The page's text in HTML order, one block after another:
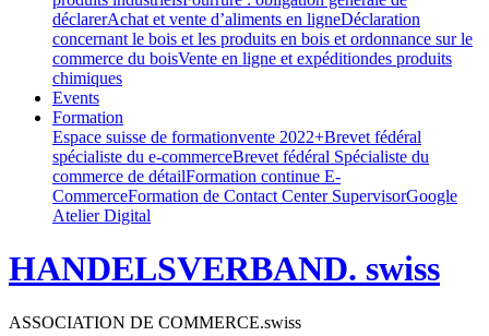
déclarerAchat et vente d’aliments en ligneDéclaration
concernant le bois et les produits en bois et ordonnance sur le
commerce du boisVente en ligne et expéditiondes produits
chimiques
Events
Formation
Espace suisse de formationvente 2022+Brevet fédéral
spécialiste du e-commerceBrevet fédéral Spécialiste du
commerce de détailFormation continue E-
CommerceFormation de Contact Center SupervisorGoogle
Atelier Digital
HANDELSVERBAND. swiss
ASSOCIATION DE COMMERCE.swiss